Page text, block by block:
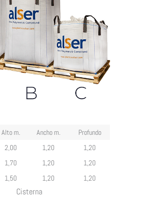
Alto m. Ancho m.
Profundo
2,00 1,20
1,20
1,70 1,20
1,20
1,50 1,20 1,20
Cisterna